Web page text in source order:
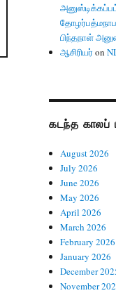
பிந்தநாள்
ஆசிரியர் on
கடந்த காலப்
August 2026
July 2026
June 2026
May 2026
April 2026
March 2026
February 2026
January 2026
December
November